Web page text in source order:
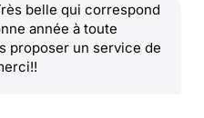
Très belle qui correspond
année à toute
proposer un service de